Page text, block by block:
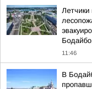
Летчики
11:46
В